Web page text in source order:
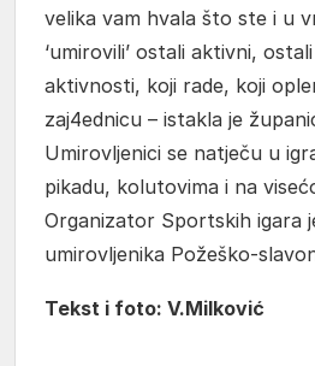
velika vam hvala što ste i u
‘umirovili’ ostali aktivni,
aktivnosti, koji rade, koji
zaj4ednicu – istakla je
Umirovljenici se natječu u
pikadu, kolutovima i na
Organizator Sportskih igara
umirovljenika Požeško-
Tekst i foto: V.Milković